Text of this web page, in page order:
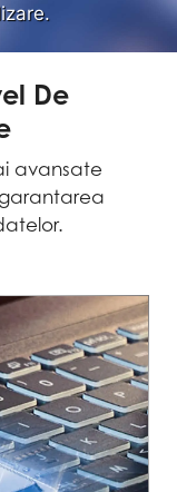
De
avansate